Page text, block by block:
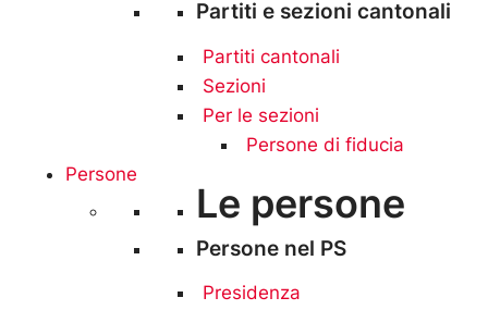
Partiti e sezioni cantonali
Partiti cantonali
Sezioni
Per le sezioni
Persone di fiducia
Persone
Le persone
Persone nel PS
Presidenza